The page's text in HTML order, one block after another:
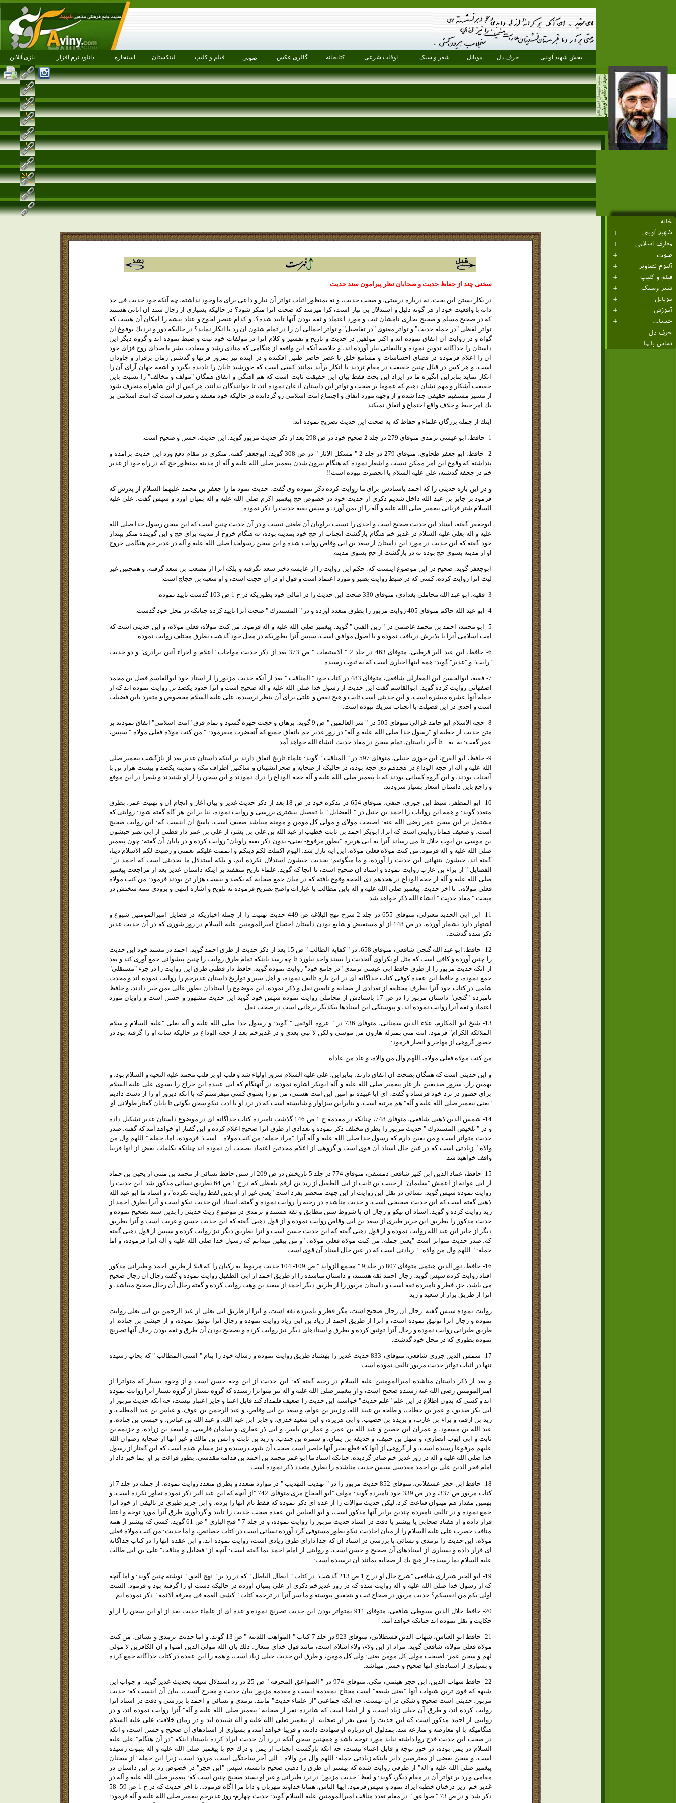
بخش شهید آوینی حرف دل موبایل شعر و سبک اوقات شرعی کتابخانه گالری عکس صوتی فیلم و کلیپ لینکستان استخاره دانلود نرم افزار بازی آنلاین
خانه
شهید آوینی
معارف اسلامی
صوت
آلبوم تصاویر
فیلم و کلیپ
شعر وسبک
موبایل
آموزش
خدمات
حرف دل
تماس با ما
سخنى چند از حفاظ حديث و صحابان نظر پيرامون سند حديث
در بكار بستن اين بحث، نه درباره درستى، و صحت حديث، و نه بمنظور اثبات تواتر آن نياز و داعى براى ما وجود نداشته، چه آنكه خود حديث فى حد
ذاته با واقعيت خود از هر گونه دليل و استدلال بى نياز است، كرا ميرسد كه صحت آنرا منكر شود؟ در حاليكه بسيارى از رجال سند آن آنانى هستند
كه در صحيح مسلم و صحيح بخارى نامشان ثبت و مورد اعتماد و ثقه بودن آنها تاييد شده؟، و كدام عنصر لجوج و عناد پيشه را امكان آن هست كه
تواتر لفظى "در جمله حديث" و تواتر معنوى "در تفاصيل" و تواتر اجمالى آن را در تمام شئون آن رد يا انكار نمايد؟ در حاليكه دور و نزديك بوقوع آن
گواه و در روايت آن اتفاق نموده اند و اكثر مولفين در حديث و تاريخ و تفسير و كلام آنرا در مولفات خود ثبت و ضبط نموده اند و گروه ديگر اين
داستان را جداگانه تدوين نموده و تاليفاتى ببار آورده اند، و خلاصه آنكه اين واقعه از هنگامى كه منادى رشد و سعادت بشر با صداى روح فزاى خود
آن را اعلام فرموده در فضاى احساسات و مسامع خلق تا عصر حاضر طنين افكنده و در آينده نيز بمرور قرنها و گذشتن زمان برقرار و جاودان
است، و هر كس در قبال چنين حقيقت در مقام ترديد يا انكار برآيد بمانند كسى است كه خورشيد تابان را ناديده بگيرد و اشعه جهان آراى آن را
انكار نمايد بنابراين انگيزه ما در ايراد اين بحث فقط بيان اين حقيقت ثابت است كه هم آهنگى و اتفاق همگان "مولف و مخالف" را نسبت باين
حقيقت آشكار و مهم نشان دهيم كه عموما بر صحت و تواتر اين داستان اذعان نموده اند، تا خوانندگان بدانند، هر كس از اين شاهراه منحرف شود
از مسير مستقيم حقيقى جدا شده و از وجهه مورد اتفاق و اجتماع امت اسلامى رو گردانده در حاليكه خود معتقد و معترف است كه امت اسلامى بر
يك امر خبط و خلاف واقع اجتماع و اتفاق نميكند.
اينك از جمله بزرگان علماء و حفاظ كه به صحت اين حديث تصريح نموده اند:
1- حافظ، ابو عيسى ترمذى متوفاى 279 در جلد 2 صحيح خود در ص 298 بعد از ذكر حديث مزبور گويد: اين حديث، حسن و صحيح است.
2- حافظ، ابو جعفر طحاوى، متوفاى 279 در جلد 2 " مشكل الاثار " در ص 308 گويد: ابوجعفر گفته: منكرى در مقام دفع ورد اين حديث برآمده و
پنداشته كه وقوع اين امر ممكن نيست و اشعار نموده كه هنگام بيرون شدن پيغمبر صلى الله عليه و آله از مدينه بمنظور حج كه در راه خود از غدير
خم در جحفه گذشته، على عليه السلام با آنحضرت نبوده است!!
و در اين باره حديثى را كه احمد باسنادش براى ما روايت كرده ذكر نموده وى گفت: حديث نمود ما را جعفر بن محمد عليهما السلام از پدرش كه
فرمود بر جابر بن عبد الله داخل شديم ذكرى از حديث خود در خصوص حج پيغمبر اكرم صلى الله عليه و آله بميان آورد و سپس گفت: على عليه
السلام شتر قربانى پيغمبر صلى الله عليه و آله را از يمن آورد، و سپس بقيه حديث را ذكر نموده.
ابوجعفر گفته، اسناد اين حديث صحيح است و احدى را نسبت براويان آن طعنى نيست و در آن حديث چنين است كه اين سخن رسول خدا صلى الله
عليه و آله بعلى عليه السلام در غدير خم هنگام بازگشت آنجناب از حج خود بمدينه بوده، نه هنگام خروج از مدينه براى حج و اين گوينده منكر بپندار
خود گفته كه اين حديث در مورد اين داستان از سعد بن ابى وقاص روايت شده و اين سخن رسولخدا صلى الله عليه و آله در غدير خم هنگامى خروج
او از مدينه بسوى حج بوده نه در بازگشت از حج بسوى مدينه.
ابوجعفر گويد: صحيح در اين موضوع اينست كه: حكم اين روايت را از عايشه دختر سعد نگرفته و بلكه آنرا از مصعب بن سعد گرفته، و همچنين غير
ليث آنرا روايت كرده، كسى كه در ضبط روايت بصير و مورد اعتماد است و قول او در آن حجت است، و او شعبه بن حجاج است.
3- فقيه، ابو عبد الله محاملى بغدادى، متوفاى 330 صحت اين حديث را در امالى خود بطوريكه در ج 1 ص 103 گذشت تاييد نموده.
4- ابو عبد الله حاكم متوفاى 405 روايت مزبور را بطرق متعدد آورده و در " المستدرك " صحت آنرا تاييد كرده چنانكه در محل خود گذشت.
5- ابو محمد، احمد بن محمد عاصمى در " زين الفتى " گويد: پيغمبر صلى الله عليه و آله فرمود: من كنت مولاه، فعلى مولاه، و اين حديثى است كه
امت اسلامى آنرا با پذيرش دريافت نموده و با اصول موافق است، سپس آنرا بطوريكه در محل خود گذشت بطرق مختلف روايت نموده.
6- حافظ، ابن عبد البر قرطبى، متوفاى 463 در جلد 2 " الاستيعاب " ص 373 بعد از ذكر حديث مواخات "اعلام و اجراء آئين برادرى" و دو حديث
"رايت" و "غدير" گويد: همه اينها اخبارى است كه به ثبوت رسيده.
7- فقيه، ابوالحسن ابن المغازلى شافعى، متوفاى 483 در كتاب خود " المناقب " بعد از آنكه حديث مزبور را از استاد خود ابوالقاسم فضل بن محمد
اصفهانى روايت كرده گويد: ابوالقاسم گفت اين حديث از رسول خدا صلى الله عليه و آله صحيح است و آنرا حدود يكصد تن روايت نموده اند كه از
جمله آنها عشره مبشره است، و اين حديثى است ثابت و هيچ نقص و علتى براى آن بنظر نرسيده، على عليه السلام مخصوص و متفرد باين فضيلت
است و احدى در اين فضيلت با آنجناب شريك نبوده است.
8- حجه الاسلام ابو حامد غزالى متوفاى 505 در " سر العالمين " ص 9 گويد: برهان و حجت چهره گشود و تمام فرق "امت اسلامى" اتفاق نمودند بر
متن حديث از خطبه او "رسول خدا صلى الله عليه و آله" در روز غدير خم باتفاق جميع كه آنحضرت ميفرمود: " من كنت مولاه فعلى مولاه " سپس،
عمر گفت: به. به... تا آخر داستان، تمام سخن در مفاد حديث انشاء الله خواهد آمد.
9- حافظ، ابو الفرج، ابن جوزى حنبلى، متوفاى 597 در " المناقب " گويد: علماء تاريخ اتفاق دارند بر اينكه داستان غدير بعد از بازگشت پيغمبر صلى
الله عليه و آله از حجه الوداع در هجدهم ذى حجه بوده، در حاليكه از صحابه و صحرانشينان و ساكنين اطراف مكه و مدينه يكصد و بيست هزار تن با
آنجناب بودند، و اين گروه كسانى بودند كه با پيغمبر صلى الله عليه و آله حجه الوداع را درك نمودند و اين سخن را از او شنيدند و شعرا در اين موقع
و راجع باين داستان اشعار بسيار سرودند.
10- ابو المظفر، سبط ابن جوزى، حنفى، متوفاى 654 در تذكره خود در ص 18 بعد از ذكر حديث غدير و بيان آغاز و انجام آن و تهنيت عمر، بطرق
متعدد گويد: و همه اين روايات را احمد بن حنبل در " الفضايل " با تفصيل بيشترى بررسى و روايت نموده، بنا بر اين هر گاه گفته شود: روايتى كه
مشتمل بر اين سخن عمر رضى الله عنه: اصبحت مولاى و مولى كل مومن و مومنه ميباشد ضعيف است، پاسخ آن اينست كه: اين روايت صحيح
است، و ضعيف همانا روايتى است كه آنرا، ابوبكر احمد بن ثابت خطيب از عبد الله بن على بن بشر، از على بن عمر دار قطنى از ابى نصر حبشون
بن موسى بن ايوب خلال تا مى رساند آنرا به ابى هريره "بطور مرفوع- يعنى- بدون ذكر بقيه راويان" روايت كرده و در پايان آن گفته: چون پيغمبر
صلى الله عليه و آله فرمود: من كنت مولاه فعلى مولاه، اين آيه نازل شد: اليوم اكملت لكم دينكم و اتممت عليكم نعمتى و رضيت لكم الاسلام دينا،
گفته اند، حبشون بتنهائى اين حديث را آورده، و ما ميگوئيم: بحديث حبشون استدلال نكرده ايم، و بلكه استدلال ما بحديثى است كه احمد در "
الفضايل " از براء بن عازب روايت نموده و اسناد آن صحيح است، تا آنجا كه گويد: علماء تاريخ متفقند بر اينكه داستان غدير بعد از مراجعت پيغمبر
صلى الله عليه و آله از حجه الوداع در هجدهم ذى الحجه وقوع يافته كه در ميان جمع صحابه كه يكصد و بيست هزار تن بودند فرمود: من كنت مولاه
فعلى مولاه،.. تا آخر حديث. پيغمبر صلى الله عليه و آله باين مطالب با عبارات واضح تصريح فرموده نه تلويح و اشاره انتهى و بزودى تتمه سخنش در
مبحث " مفاد حديث " انشاء الله ذكر خواهد شد.
11- ابن ابى الحديد معتزلى، متوفاى 655 در جلد 2 شرح نهج البلاغه ص 449 حديث تهنيت را از جمله اخباريكه در فضايل اميرالمومنين شيوع و
اشتهار دارد بشمار آورده، در ص 148 از او مستفيض و شايع بودن داستان احتجاج اميرالمومنين عليه السلام در روز شورى كه در آن حديث غدير
ذكر شده گذشت.
12- حافظ، ابو عبد الله گنجى شافعى، متوفاى 658، در " كفايه الطالب " ص 15 بعد از ذكر حديث از طرق احمد گويد: احمد در مسند خود اين حديث
را چنين آورده و كافى است كه مثل او يكراوى آنحديث را بسند واحد بياورد تا چه رسد باينكه تمام طرق روايت را چنين پيشوائى جمع آورى كند و بعد
از آنكه حديث مزبور را از طرق حافظ ابى عيسى ترمذى "در جامع خود" روايت نموده گويد: حافظ دار قطنى طرق اين روايت را در جزء "مستقلى"
جمع نموده، و حافظ ابن عقده كوفى كتاب جداگانه اى در اين باره تاليف نموده، و اهل سير و تواريخ داستان غديرخم را روايت نموده اند و محدث
شامى در كتاب خود آنرا بطرف مختلفه از تعدادى از صحابه و تابعين نقل و ذكر نموده، اين موضوع را استادان بطور عالى بمن خبر دادند، و حافظ
نامبرده "گنجى" داستان مزبور را در ص 17 باسنادش از محاملى روايت نموده سپس خود گويد اين حديث مشهور و حسن است و راويان مورد
اعتماد و ثقه آنرا روايت نموده اند، و پيوستگى اين اسنادها بيكديگر برهانى است در صحت نقل.
13- شيخ ابو المكارم، علاء الدين سمنانى، متوفاى 736 در " عروه الوثقى " گويد: و رسول خدا صلى الله عليه و آله بعلى "عليه السلام و سلام
الملائكه الكرام" فرمود: انت منى بمنزله هارون من موسى و لكن لا نبى بعدى و در غديرخم بعد از حجه الوداع در حاليكه شانه او را گرفته بود در
حضور گروهى از مهاجر و انصار فرمود:
من كنت مولاه فعلى مولاه، اللهم وال من والاه، و عاد من عاداه.
و اين حديثى است كه همگان بصحت آن اتفاق دارند، بنابراين، على عليه السلام سرور اولياء شد و قلب او بر قلب محمد عليه التحيه و السلام بود، و
بهمين راز، سرور صديقين يار غار پيغمبر صلى الله عليه و آله ابوبكر اشاره نموده، در آنهنگام كه ابى عبيده ابن جراح را بسوى على عليه السلام
براى حضور در نزد خود فرستاد و گفت: اى ابا عبيده تو امين اين امت هستى، من تو را بسوى كسى ميفرستم كه با آنكه ديروز او را از دست داديم
"يعنى پيغمبر صلى الله عليه و آله" هم مرتبه است، و بنابراين سزاوار و شايسته است كه در نزد او با ادب نيكو سخن بگوئى تا پايان گفتار طولانى او.
14- شمس الدين ذهبى شافعى، متوفاى 748، چنانكه در مقدمه ج 1 ص 146 گذشت نامبرده كتاب جداگانه اى در موضوع داستان غدير تشكيل داده
و در " تلخيص المستدرك " حديث مزبور را بطرق مختلف ذكر نموده و تعدادى از طرق آنرا صحيح اعلام كرده و اين گفتار او خواهد آمد كه گفته: صدر
حديث متواتر است و من يقين دارم كه رسول خدا صلى الله عليه و آله آنرا "مراد جمله: من كنت مولاه... است" فرموده، اما، جمله " اللهم وال من
والاه " زيادتى است كه در عين حال اسناد آن قوى است و گروهى از اعلام محدثين اعتماد بصحت آن نموده اند چنانكه بكلمات بعض از آنها قريبا
واقف خواهيد شد.
15- حافظ، عماد الدين ابن كثير شافعى دمشقى، متوفاى 774 در جلد 5 تاريخش در ص 209 از سنن حافظ نسائى از محمد بن مثنى از يحيى بن حماد
از ابى عوانه از اعمش "سليمان" از حبيب بن ثابت از ابى الطفيل از زيد بن ارقم بلفظى كه در ج 1 ص 64 بطريق نسائى مذكور شد. اين حديث را
روايت نموده سپس گويد: نسائى در نقل اين روايت از اين جهت منحصر بفرد است "يعنى غير از او بدين لفظ روايت نكرده"، و استاد ما ابو عبد الله
ذهبى گفته است كه اين حديث صحيحى است، و حديث مناشده در رحبه را روايت نموده و گفته، اسناد اين حديث نيكو است و آنرا بطرق احمد از
زيد روايت كرده و گويد: اسناد آن نيكو و رجال آن با شروط سنن مطابق و ثقه هستند و ترمذى در موضوع ريث حديثى را بدين سند تصحيح نموده و
حديث مذكور را بطريق ابن جرير طبرى از سعد بن ابى وقاص روايت نموده و از قول ذهبى گفته كه اين حديث حسن و غريب است و آنرا بطريق
ديگر از جابر ابن عبد الله روايت نموده و از قول ذهبى گفته كه اين حديث حسن است و آنرا بطريق ديگر نيز روايت كرده و سپس از قول ذهبى گفته
كه: صدر حديث متواتر است "يعنى جمله: من كنت مولاه فعلى مولاه.. "و من بيقين ميدانم كه رسول خدا صلى الله عليه و آله آنرا فرموده، و اما
جمله: " اللهم وال من والاه.. " زيادتى است كه در عين حال اسناد آن قوى است.
16- حافظ، نور الدين هيثمى متوفاى 807 در جلد 9 " مجمع الزوايد " ص 109- 104 حديث مربوط به ركبان را كه قبلا از طريق احمد و طبرانى مذكور
افتاد روايت كرده سپس گويد: رجال احمد ثقه هستند، و داستان مناشده را از طريق احمد از ابى الطفيل روايت نموده و گفته رجال آن رجال صحيح
مى باشد، جز، فطر و نامبرده ثقه است و داستان مزبور را از طريق ديگر احمد از سعيد بن وهب روايت كرده و گفته رجال آن رجال صحيح ميباشد، و
آنرا از طريق بزار از سعيد و زيد
روايت نموده سپس گفته: رجال آن رجال صحيح است، مگر فطر و نامبرده ثقه است، و آنرا از طريق ابى يعلى از عبد الرحمن بن ابى يعلى روايت
نموده و رجال آنرا توثيق نموده است، و آنرا از طريق احمد از زياد بن ابى زياد روايت نموده و رجال آنرا توثيق نموده، و از حبشى بن جناده. از
طريق طبرانى روايت نموده و رجال آنرا توثيق كرده و بطرق و اسنادهاى ديگر نيز روايت كرده و بصحيح بودن آن طرق و ثقه بودن رجال آنها تصريح
نموده بطورى كه در محل خود گذشت.
17- شمس الدين جزرى شافعى، متوفاى، 833 حديث غدير را بهشتاد طريق روايت نموده و رساله خود را بنام " اسنى المطالب " كه بچاپ رسيده
تنها در اثبات تواتر حديث مزبور تاليف نموده است.
و بعد از ذكر داستان مناشده اميرالمومنين عليه السلام در رحبه گفته كه: اين حديث از اين وجه حسن است و از وجوه بسيار كه متواترا از
اميرالمومنين رضى الله عنه رسيده صحيح است، و از پيغمبر صلى الله عليه و آله نيز متواترا رسيده كه گروه بسيار از گروه بسيار آنرا روايت نموده
اند و كسى كه بدون اطلاع در اين علم "علم حديث" خواسته اين حديث را ضعيف قلمداد كند قابل اعتنا و جايز اعتبار نيست، چه آنكه حديث مزبور از
ابى بكر صديق، و عمر بن خطاب، و طلحه بن عبيد الله، و زبير بن عوام، و سعد بن ابى وقاص، و عبد الرحمن بن عوف، و عباس بن عبد المطلب، و
زيد بن ارقم، و براء بن عازب، و بريده بن حصيب، و ابى هريره، و ابى سعيد خدرى، و جابر ابن عبد الله، و عبد الله بن عباس، و حبشى بن جناده، و
عبد الله بن مسعود، و عمران ابن حصين و عبد الله بن عمر، و عمار بن ياسر، و ابى ذر غفارى، و سلمان فارسى، و اسعد بن زراده، و خزيمه بن
ثابت و ابى ايوب انصارى، و سهل بن حنيف، و حذيفه بن يمان، و سمره بن جندب، و زيد بن ثابت و انس بن مالك و غير آنها از صحابه رضوان الله
عليهم مرفوعا رسيده است، و از گروهى از آنها كه قطع بخبر آنها حاصر است صحت آن بثبوت رسيده و نيز مسلم شده است كه اين گفتار از رسول
خدا صلى الله عليه و آله در روز غدير خم صادر گرديده، چنانكه استاد ما ابو عمر محمد بن احمد بن قدامه مقدسى، بطور قرائت بر او- بما خبر داد از
امام فخر الدين على بن احمد مقدسى سپس حديث مناشده را بطرق متعدد ذكر نموده است.
18- حافظ ابن حجر عسقلانى، متوفاى 852 حديث مزبور را در " تهذيب التهذيب " در موارد متعدد و بطرق متعدد روايت نموده، از جمله در جلد 7 از
كتاب مزبور ص 337، و در ص 339 خود نامبرده گويد: مولف "ابو الحجاج مزى متوفاى 742 "از آنچه كه ابن عبد البر ذكر نموده تجاوز نكرده است، و
بهمين مقدار هم ميتوان قناعت كرد، ليكن حديث موالات را از عده اى ذكر نموده كه فقط نام آنها را برده، و ابن جرير طبرى در تاليفى از خود آنرا
جمع نموده و در تاليف نامبرده چندين برابر آنها مذكور است، و ابو العباس ابن عقده صحت حديث را تاييد و گردآورى طرق آنرا مورد توجه و اعتنا
قرار داده و از هفتاد صحابى يا بيشتر با دقت در اسناد حديث مزبور را روايت نموده، و در جلد 7 " فتح البارى " ص 61 گويد، كسى كه بيشتر از همه
مناقب حضرت على عليه السلام را از ميان احاديث نيكو بطور مستوفى گرد آورده نسائى است در كتاب خصائص، و اما حديث: من كنت مولاه فعلى
مولاه، اين حديث را ترمذى و نسائى با بررسى در اسناد آن كه جدا داراى طرق زيادى است، روايت نموده اند، و ابن عقده آنها را در كتاب جداگانه
اى قرار داده و بسيارى از اسنادهاى آن صحيح و حسن است، و روايتى از امام احمد بما گفته است: آنچه از "فضايل و مناقب" على بن ابى طالب
عليه السلام بما رسيده- از هيچ يك از صحابه بمانند آن نرسيده است:
19- ابو الخير شيرازى شافعى "شرح حال او در ج 1 ص 213 گذشت" در كتاب " ابطال الباطل " كه در رد بر " نهج الحق " نوشته چنين گويد: و اما آنچه
كه از رسول خدا صلى الله عليه و آله روايت شده كه در روز غديرخم ذكرى از على بميان آورده در حاليكه دست او را گرفته بود و فرمود: الست
اولى بكم من انفسكم؟ حديث مزبور در صحاح ثبت و بتحقيق پيوسته و ما سر آنرا در ترجمه كتاب " كشف الغمه فى معرفه الائمه " ذكر نموده ايم.
20- حافظ جلال الدين سيوطى شافعى، متوفاى 911 بمتواتر بودن اين حديث تصريح نموده و عده اى از علماء حديث بعد از او اين سخن را از او
حكايت و نقل نموده اند چنانكه خواهد آمد.
21- حافظ ابو العباس، شهاب الدين قسطلانى، متوفاى 923 در جلد 7 كتاب " المواهب اللدنيه " ص 13 گويد: و اما حديث ترمذى و نسائى: من كنت
مولاه فعلى مولاه، شافعى گويد: مراد از اين ولاء، ولاء اسلام است، مانند قول خداى متعال: ذلك بان الله مولى الذين آمنوا و ان الكافرين لا مولى
لهم و سخن عمر: اصبحت مولى كل مومن يعنى: ولى كل مومن، و طرق اين حديث خيلى زياد است، و همه را ابن عقده در كتاب جداگانه جمع كرده
و بسيارى از اسنادهاى آنها صحيح و حسن ميباشد.
22- حافظ شهاب الدين، ابن حجر هيثمى، مكى، متوفاى 974 در " الصواعق المحرقه " ص 25 در رد استدلال شيعه بحديث غدير گويد: و جواب اين
شبهه كه قوى ترين شبهات آنها "يعنى شيعه" است محتاج بمقدمه ايست و مقدمه مزبور بيان حديث و مخرج آنست، بيان آن اينست كه: حديث
مزبور، حديثى است صحيح و شكى در آن نيست، چه آنكه جماعتى "از علماء حديث" مانند: ترمذى و نسائى و احمد با بررسى و دقت در اسناد آنرا
روايت كرده اند، و طرق آن خيلى زياد است، و از اينجا است كه شانزده نفر از صحابه "پيغمبر صلى الله عليه و آله" آنرا روايت نموده اند، و در
روايتى از احمد مذكور است كه اين حديث را سى نفر از صحابه- از پيغمبر صلى الله عليه و آله شنيده اند و در زمان خلافت على عليه السلام
هنگاميكه با او معارضه و منازعه شد، بمدلول آن درباره او شهادت دادند، و قريبا خواهد آمد، و بسيارى از اسنادهاى آن صحيح و حسن است، و آنكه
در صحت اين حديث قدح روا داشته نبايد مورد توجه باشد و همچنين سخن آنكه در رد آن حديث ايراد كرده باستناد اينكه "در آن هنگام" على عليه
السلام در يمن بوده، در خور توجه و قابل اعتناء نيست، چه آنكه بازگشت آنجناب از يمن و درك حج با پيغمبر صلى الله عليه و آله بثبوت رسيده
است، و سخن بعضى از معترضين داير باينكه زيادتى جمله: اللهم وال من والاه... الى آخر ساختگى است، مردود است، زيرا اين جمله "از سخنان
پيغمبر صلى الله عليه و آله" از طرقى روايت شده كه بيشتر آن طرق را ذهبى صحيح دانسته، سپس "ابن حجر" در خصوص رد بر اين داستان در
مقامى و رد بر تواتر آن در مقام ديگر، گويد: و لفظ "حديث مزبور" در نزد طبرانى و غير او بسند صحيح چنين است كه: پيغمبر صلى الله عليه و آله در
غدير خم- زير درختان خطبه ايراد نمود و سپس فرمود: ايها الناس، همانا خداوند مهربان و دانا مرا آگاه فرمود... تا آخر حديث كه در ج 1 ص 59- 58
ذكر شد. و در ص 73 " صواعق " در مقام تعدد مناقب اميرالمومنين عليه السلام گويد: حديث چهارم- روز غديرخم پيغمبر صلى الله عليه و آله فرمود: